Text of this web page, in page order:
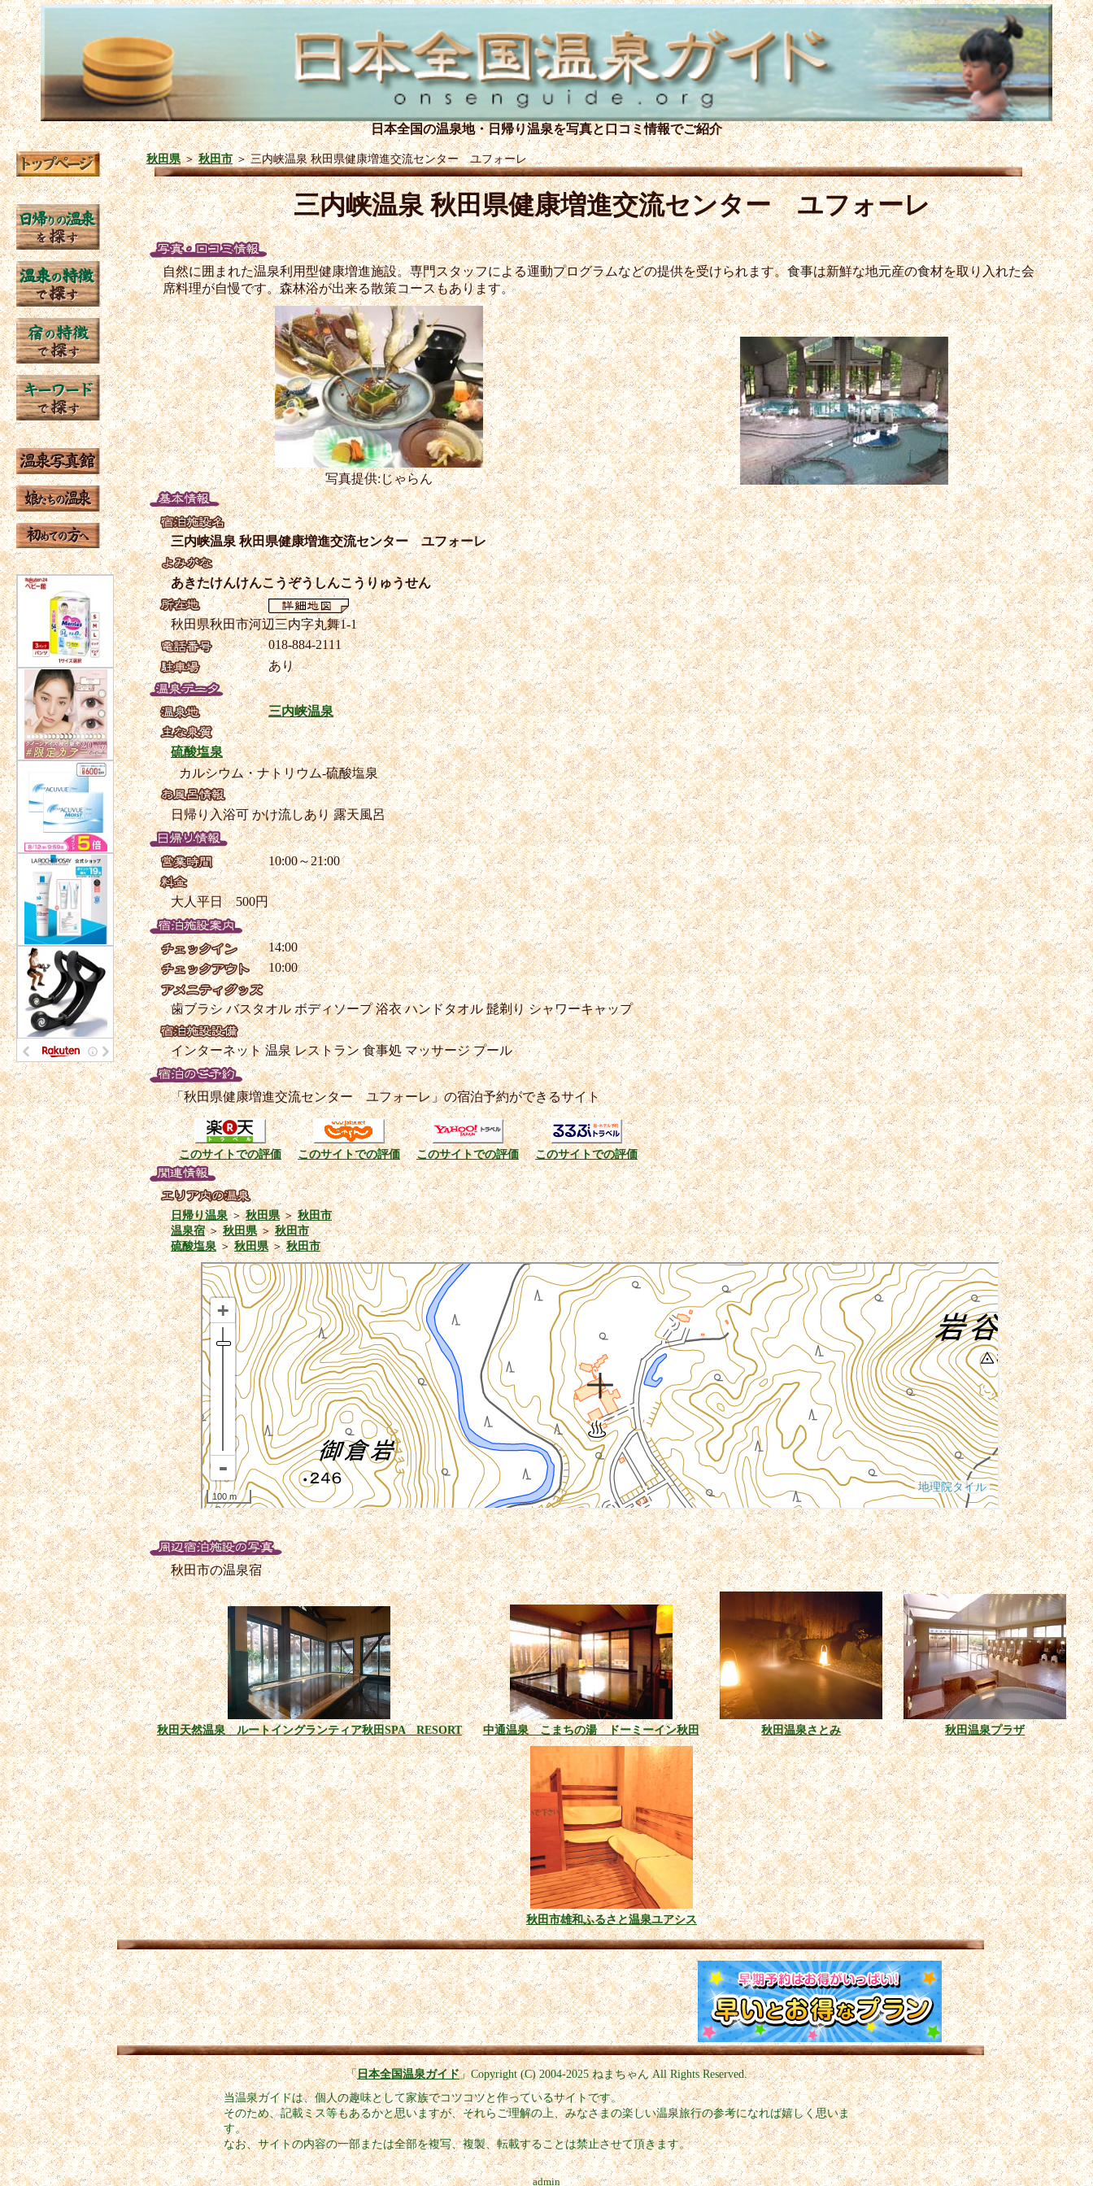
日本全国の温泉地・日帰り温泉を写真と口コミ情報でご紹介
秋田県＞秋田市＞三内峡温泉 秋田県健康増進交流センター ユフォーレ
三内峡温泉 秋田県健康増進交流センター ユフォーレ
自然に囲まれた温泉利用型健康増進施設。専門スタッフによる運動プログラムなどの提供を受けられます。食事は新鮮な地元産の食材を取り入れた会
席料理が自慢です。森林浴が出来る散策コースもあります。
写真提供:じゃらん
三内峡温泉 秋田県健康増進交流センター ユフォーレ
あきたけんけんこうぞうしんこうりゅうせん
秋田県秋田市河辺三内字丸舞1-1
018-884-2111
あり
三内峡温泉
硫酸塩泉
カルシウム・ナトリウム-硫酸塩泉
日帰り入浴可かけ流しあり露天風呂
10:00～21:00
大人平日 500円
14:00
10:00
歯ブラシバスタオルボディソープ浴衣ハンドタオル髭剃りシャワーキャップ
インターネット温泉レストラン食事処マッサージプール
「秋田県健康増進交流センター ユフォーレ」の宿泊予約ができるサイト
このサイトでの評価 このサイトでの評価 このサイトでの評価 このサイトでの評価
日帰り温泉＞秋田県＞秋田市
温泉宿＞秋田県＞秋田市
硫酸塩泉＞秋田県＞秋田市
秋田市の温泉宿
秋田天然温泉 ルートイングランティア秋田SPA RESORT 中通温泉 こまちの湯 ドーミーイン秋田 秋田温泉さとみ 秋田温泉プラザ
秋田市雄和ふるさと温泉ユアシス
「日本全国温泉ガイド」Copyright (C) 2004-2025ねまちゃん All Rights Reserved.
当温泉ガイドは、個人の趣味として家族でコツコツと作っているサイトです。
そのため、記載ミス等もあるかと思いますが、それらご理解の上、みなさまの楽しい温泉旅行の参考になれば嬉しく思いま
す。
なお、サイトの内容の一部または全部を複写、複製、転載することは禁止させて頂きます。
admin